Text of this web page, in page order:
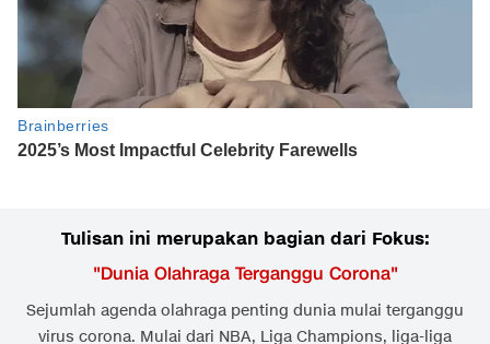
Tulisan ini merupakan bagian dari Fokus:
"Dunia Olahraga Terganggu Corona"
Sejumlah agenda olahraga penting dunia mulai terganggu
virus corona. Mulai dari NBA, Liga Champions, liga-liga